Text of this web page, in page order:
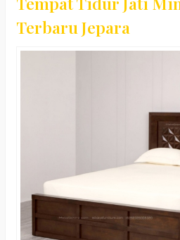
Terbaru Jepara